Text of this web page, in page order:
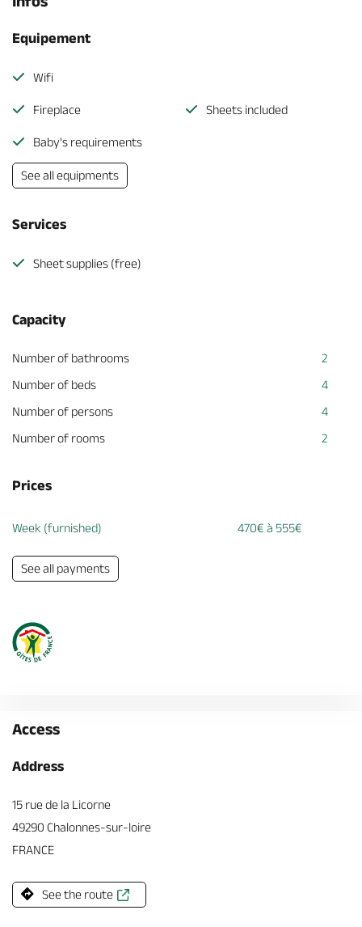
Equipement
Wifi
Fireplace Sheets included
Baby's requirements
See all equipments
Services
Sheet supplies (free)
Capacity
Number of bathrooms
2
Number of beds
4
Number of persons
4
Number of rooms
2
Prices
Week (furnished) 470€ à 555€
See all payments
Access
Address
15 rue de la Licorne
49290 Chalonnes-sur-loire
FRANCE
See the route